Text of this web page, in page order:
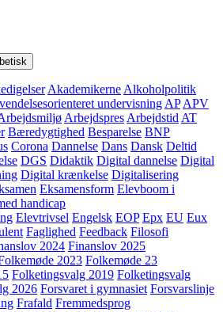
Akademikerne Alkoholpolitik
undervisning AP APV
Arbejdspres Arbejdstid AT
Bæredygtighed Besparelse BNP
Corona Dannelse Dans Dansk Deltid
DGS Didaktik Digital dannelse Digital
Digital krænkelse Digitalisering
Eksamensform Elevboom i
handicap
Elevtrivsel Engelsk EOP Epx EU Eux
Faglighed Feedback Filosofi
2024 Finanslov 2025
2023 Folkemøde 23
Folketingsvalg 2019 Folketingsvalg
2026 Forsvaret i gymnasiet Forsvarslinje
Frafald Fremmedsprog